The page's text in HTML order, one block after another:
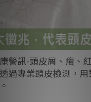
警訊-頭皮屑、癢、
過專業頭皮檢測，